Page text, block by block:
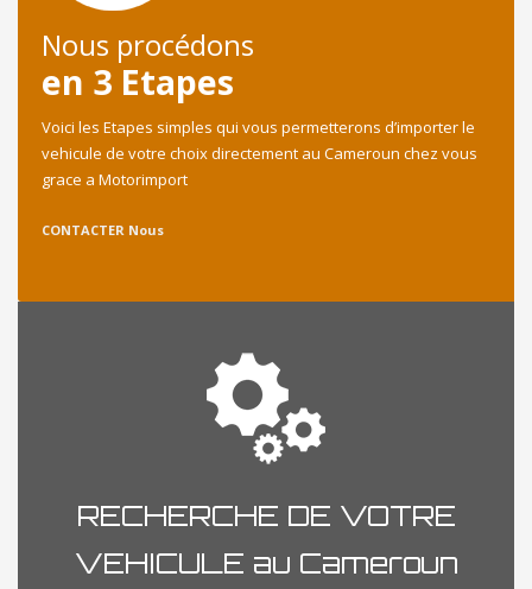
Nous procédons
en 3 Etapes
Voici les Etapes simples qui vous permetterons d’importer le
vehicule de votre choix directement au Cameroun chez vous
grace a Motorimport
CONTACTER Nous
RECHERCHE DE VOTRE
VEHICULE au Cameroun